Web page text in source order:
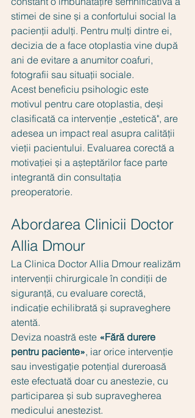
stimei de sine și a confortului social la
pacienții adulți. Pentru mulți dintre ei,
decizia de a face otoplastia vine după
ani de evitare a anumitor coafuri,
fotografii sau situații sociale.
Acest beneficiu psihologic este
motivul pentru care otoplastia, deși
clasificată ca intervenție „estetică", are
adesea un impact real asupra calității
vieții pacientului. Evaluarea corectă a
motivației și a așteptărilor face parte
integrantă din consultația
preoperatorie.
Abordarea Clinicii Doctor
Allia Dmour
La Clinica Doctor Allia Dmour realizăm
intervenții chirurgicale în condiții de
siguranță, cu evaluare corectă,
indicație echilibrată și supraveghere
atentă.
Deviza noastră este «Fără durere
pentru paciente», iar orice intervenție
sau investigație potențial dureroasă
este efectuată doar cu anestezie, cu
participarea și sub supravegherea
medicului anestezist.